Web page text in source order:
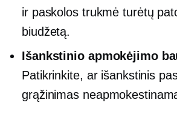
ir paskolos trukmė turėtų
biudžetą.
Išankstinio apmokėjimo
Patikrinkite, ar išankstinis
grąžinimas